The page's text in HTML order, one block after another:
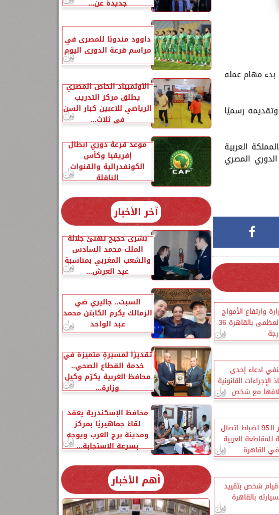
بدء مهام عمله
رسميًا
العربية
المصري
وارتفاع الأمواج
بالبحر المتوسط.. العظمى بالقاهرة 36
ادعاء إحدى
القانونية
مع شخص
بدء أعمال المؤتمر الـ95 لضباط اتصال
للمقاطعة العربية
القاهرة
شخص بتقييد
بالقاهرة
جديدة عن...
داوود مندوبًا للمصرى في
مراسم قرعة الدورى اليوم
الأولمبياد الخاص المصري
يطلق مركز التدريب
الرياضي للاعبين كبار السن
في ثلاث...
موعد قرعة دوري أبطال
إفريقيا وكأس
الكونفدرالية والقنوات
الناقلة
آخر الأخبار
بشرى حجيج تهنئ جلالة
الملك محمد السادس
والشعب المغربي بمناسبة
عيد العرش...
السبت.. جاليري ضي
الزمالك يكرم الكابتن محمد
عبد الواحد
تقديرًا لمسيرةٍ متميزة في
خدمة القطاع الصحي..
محافظ الغربية يكرّم وكيل
وزارة...
محافظ الإسكندرية يعقد
لقاءً جماهيريًا بمركز
ومدينة برج العرب ويوجه
بسرعة الاستجابة...
أهم الأخبار